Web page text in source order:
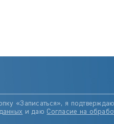
«Записаться», я
и даю Согласие на